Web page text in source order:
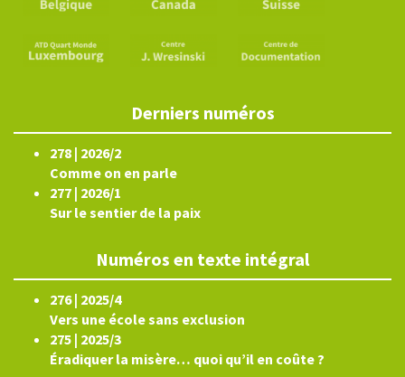
Derniers numéros
278 | 2026/2
Comme on en parle
277 | 2026/1
Sur le sentier de la paix
Numéros en texte intégral
276 | 2025/4
Vers une école sans exclusion
275 | 2025/3
Éradiquer la misère… quoi qu’il en coûte ?